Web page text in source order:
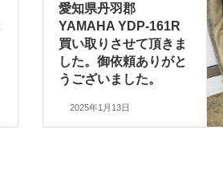
愛知県丹羽郡
YAMAHA YDP-161R
買い取りさせて頂きま
した。御依頼ありがと
うございました。
2025年1月13日